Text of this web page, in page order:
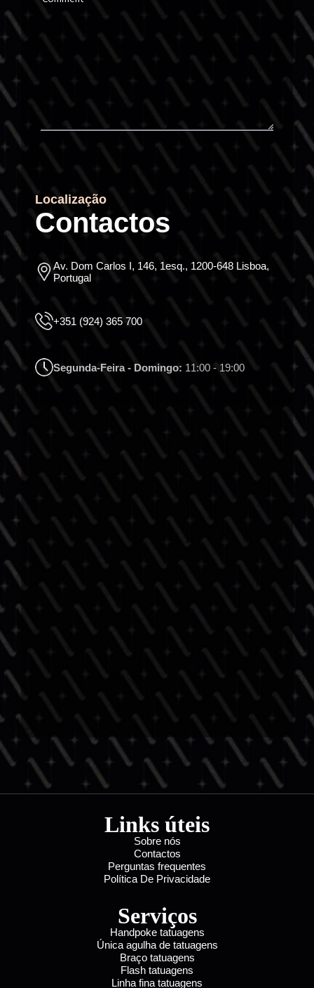
Contactos
Localização
Av. Dom Carlos I, 146, 1esq., 1200-648 Lisboa,
Portugal
+351 (924) 365 700
Segunda-Feira - Domingo: 11:00 - 19:00
Links úteis
Sobre nós
Contactos
Perguntas frequentes
Política De Privacidade
Serviços
Handpoke tatuagens
Única agulha de tatuagens
Braço tatuagens
Flash tatuagens
Linha fina tatuagens